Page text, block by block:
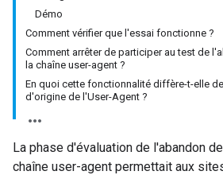
Démo
Comment vérifier que l'essai fonctionne ?
Comment arrêter de participer au test de
la chaîne user-agent ?
En quoi cette fonctionnalité diffère-t-elle
d'origine de l'User-Agent ?
La phase d'évaluation de l'abandon
chaîne user-agent permettait aux